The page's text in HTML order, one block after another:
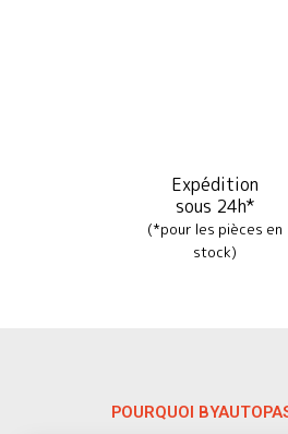
Expédition
sous 24h*
(*pour les pièces en
stock)
POURQUOI